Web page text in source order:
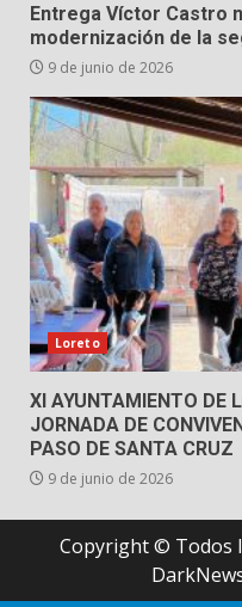
Entrega Víctor Castro
modernización de la
9 de junio de 2026
Loreto
XI AYUNTAMIENTO DE
JORNADA DE
PASO DE SANTA CRUZ
9 de junio de 2026
Copyright © Todos